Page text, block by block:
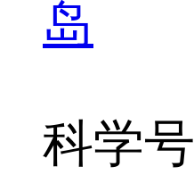
岛
科学号